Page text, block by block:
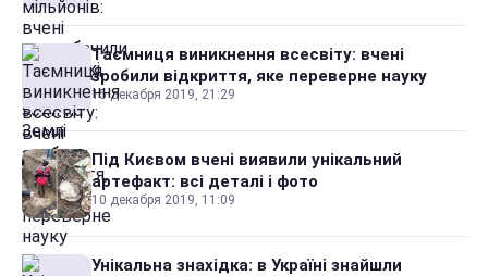
Таємниця виникнення всесвіту: вчені
зробили відкриття, яке переверне науку
15 декабря 2019, 21:29
Під Києвом вчені виявили унікальний
артефакт: всі деталі і фото
10 декабря 2019, 11:09
Унікальна знахідка: в Україні знайшли